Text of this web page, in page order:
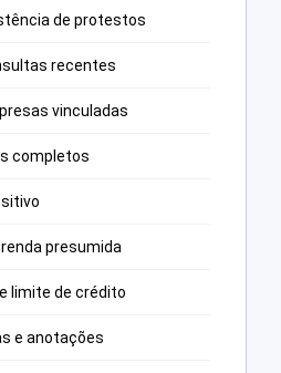
de protestos
recentes
vinculadas
completos
presumida
limite de crédito
e anotações